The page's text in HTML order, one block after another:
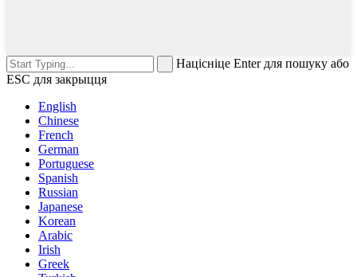
Націсніце Enter для пошуку або
ESC для закрыцця
English
Chinese
French
German
Portuguese
Spanish
Russian
Japanese
Korean
Arabic
Irish
Greek